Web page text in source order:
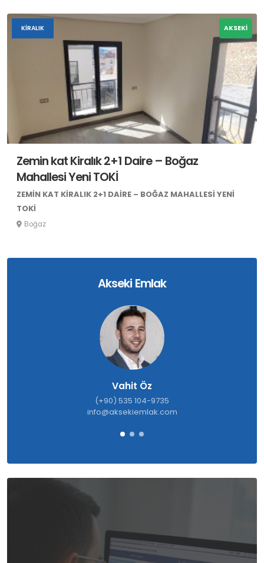
KIRALIK AKSEKİ
Zemin kat Kiralık 2+1 Daire – Boğaz
Mahallesi Yeni TOKİ
ZEMIN KAT KIRALIK 2+1 DAIRE – BOĞAZ MAHALLESI YENI
TOKİ
Boğaz
Akseki Emlak
Vahit Öz
(+90) 535 104-9735
info@aksekiemlak.com